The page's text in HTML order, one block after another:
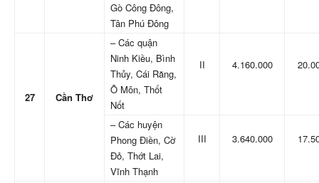
Gò Công Đông,
Tân Phú Đông
27 Cần Thơ
– Các quận
Ninh Kiều, Bình
Thủy, Cái Răng,
Ô Môn, Thốt
Nốt
II 4.160.000
– Các huyện
Phong Điền, Cờ
Đỏ, Thớt Lai,
Vĩnh Thạnh
III 3.640.000